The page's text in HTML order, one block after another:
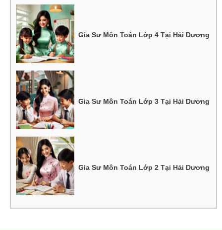
Gia Sư Môn Toán Lớp 4 Tại Hải Dương
Gia Sư Môn Toán Lớp 3 Tại Hải Dương
Gia Sư Môn Toán Lớp 2 Tại Hải Dương